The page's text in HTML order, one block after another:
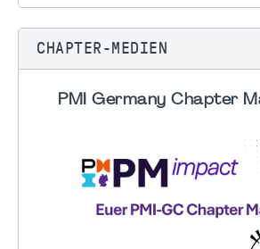
CHAPTER-MEDIEN
PMI Germany Chapter